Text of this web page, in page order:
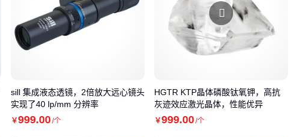
sill 集成液态透镜，2倍放大远心镜头
实现了40 lp/mm 分辨率
￥999.00/个
HGTR KTP晶体磷酸钛氧钾，高抗
灰迹效应激光晶体，性能优异
￥999.00/个